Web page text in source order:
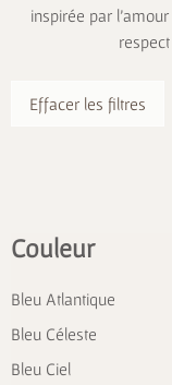
inspirée par
Effacer les filtres
Couleur
Bleu Atlantique
Bleu Céleste
Bleu Ciel